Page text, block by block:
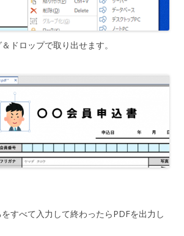
ドロップで取り出せます。
すべて入力して終わったらPDFを出力し